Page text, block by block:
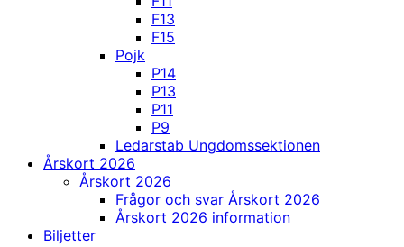
F13
F15
Pojk
P14
P13
P11
P9
Ledarstab Ungdomssektionen
Årskort 2026
Årskort 2026
Frågor och svar Årskort 2026
Årskort 2026 information
Biljetter